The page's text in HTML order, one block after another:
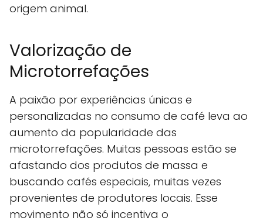
origem animal.
Valorização de
Microtorrefações
A paixão por experiências únicas e
personalizadas no consumo de café leva ao
aumento da popularidade das
microtorrefações. Muitas pessoas estão se
afastando dos produtos de massa e
buscando cafés especiais, muitas vezes
provenientes de produtores locais. Esse
movimento não só incentiva o